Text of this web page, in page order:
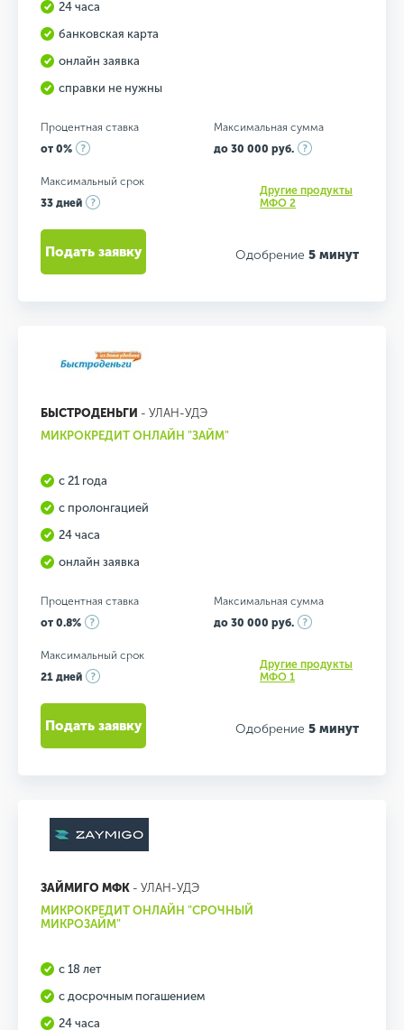
24 часа
банковская карта
онлайн заявка
справки не нужны
Процентная ставка
от 0%
Максимальная сумма
до 30 000 руб.
Максимальный срок
33 дней
Другие продукты
МФО 2
Одобрение 5 минут
Подать заявку
БЫСТРОДЕНЬГИ - УЛАН-УДЭ
МИКРОКРЕДИТ ОНЛАЙН "ЗАЙМ"
с 21 года
с пролонгацией
24 часа
онлайн заявка
Процентная ставка
от 0.8%
Максимальная сумма
до 30 000 руб.
Максимальный срок
21 дней
Другие продукты
МФО 1
Одобрение 5 минут
Подать заявку
ЗАЙМИГО МФК - УЛАН-УДЭ
МИКРОКРЕДИТ ОНЛАЙН "СРОЧНЫЙ
МИКРОЗАЙМ"
с 18 лет
с досрочным погашением
24 часа